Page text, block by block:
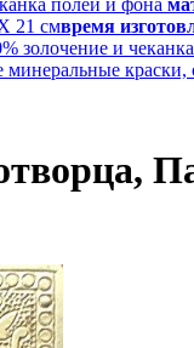
полей и фона
21 смвремя
золочение и
минеральные краски,